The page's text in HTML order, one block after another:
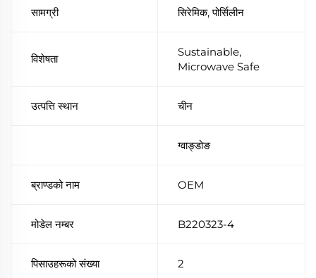
सामग्री सिरेमिक, पोर्सिलीन
विशेषता
Sustainable,
Microwave Safe
उत्पत्ति स्थान चीन
ग्वाङ्डोङ
ब्राण्डको नाम OEM
मोडेल नम्बर B220323-4
पिसाउहरूको संख्या 2